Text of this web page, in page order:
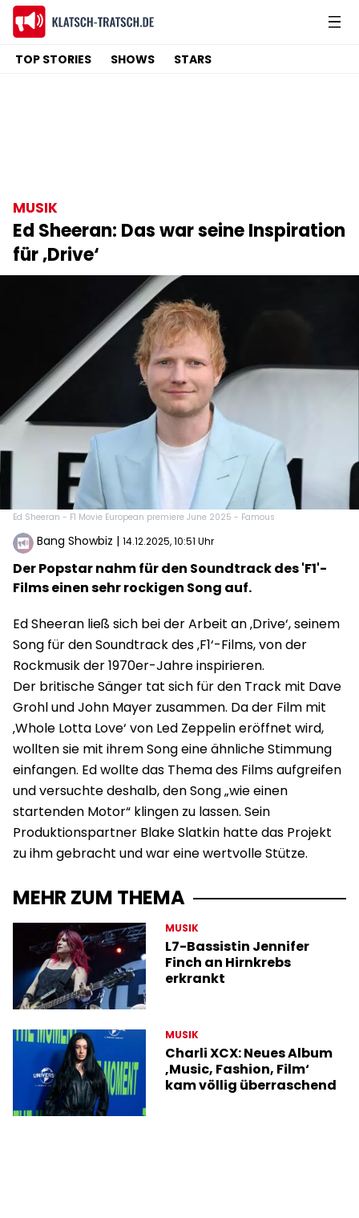
TOP STORIES SHOWS STARS
MUSIK
Ed Sheeran: Das war seine Inspiration
für ‚Drive‘
Ed Sheeran - F1 Movie European premiere June 2025 - Famous
Bang Showbiz | 14.12.2025, 10:51 Uhr
Der Popstar nahm für den Soundtrack des 'F1'-
Films einen sehr rockigen Song auf.
Ed Sheeran ließ sich bei der Arbeit an ‚Drive‘, seinem
Song für den Soundtrack des ‚F1‘-Films, von der
Rockmusik der 1970er-Jahre inspirieren.
Der britische Sänger tat sich für den Track mit Dave
Grohl und John Mayer zusammen. Da der Film mit
‚Whole Lotta Love‘ von Led Zeppelin eröffnet wird,
wollten sie mit ihrem Song eine ähnliche Stimmung
einfangen. Ed wollte das Thema des Films aufgreifen
und versuchte deshalb, den Song „wie einen
startenden Motor“ klingen zu lassen. Sein
Produktionspartner Blake Slatkin hatte das Projekt
zu ihm gebracht und war eine wertvolle Stütze.
MEHR ZUM THEMA
MUSIK
L7-Bassistin Jennifer
Finch an Hirnkrebs
erkrankt
MUSIK
Charli XCX: Neues Album
‚Music, Fashion, Film‘
kam völlig überraschend